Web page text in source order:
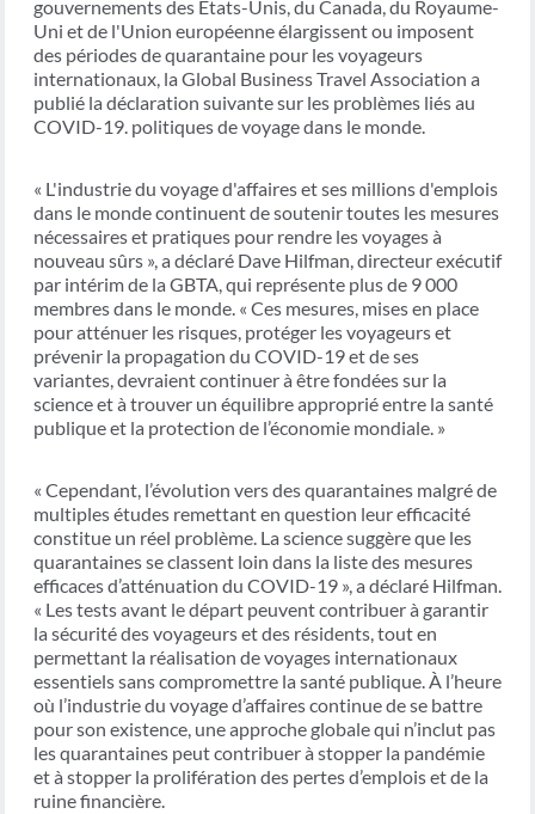
gouvernements des États-Unis, du Canada, du Royaume-
Uni et de l'Union européenne élargissent ou imposent
des périodes de quarantaine pour les voyageurs
internationaux, la Global Business Travel Association a
publié la déclaration suivante sur les problèmes liés au
COVID-19. politiques de voyage dans le monde.
« L'industrie du voyage d'affaires et ses millions d'emplois
dans le monde continuent de soutenir toutes les mesures
nécessaires et pratiques pour rendre les voyages à
nouveau sûrs », a déclaré Dave Hilfman, directeur exécutif
par intérim de la GBTA, qui représente plus de 9 000
membres dans le monde. « Ces mesures, mises en place
pour atténuer les risques, protéger les voyageurs et
prévenir la propagation du COVID-19 et de ses
variantes, devraient continuer à être fondées sur la
science et à trouver un équilibre approprié entre la santé
publique et la protection de l’économie mondiale. »
« Cependant, l’évolution vers des quarantaines malgré de
multiples études remettant en question leur efficacité
constitue un réel problème. La science suggère que les
quarantaines se classent loin dans la liste des mesures
efficaces d’atténuation du COVID-19 », a déclaré Hilfman.
« Les tests avant le départ peuvent contribuer à garantir
la sécurité des voyageurs et des résidents, tout en
permettant la réalisation de voyages internationaux
essentiels sans compromettre la santé publique. À l’heure
où l’industrie du voyage d’affaires continue de se battre
pour son existence, une approche globale qui n’inclut pas
les quarantaines peut contribuer à stopper la pandémie
et à stopper la prolifération des pertes d’emplois et de la
ruine financière.